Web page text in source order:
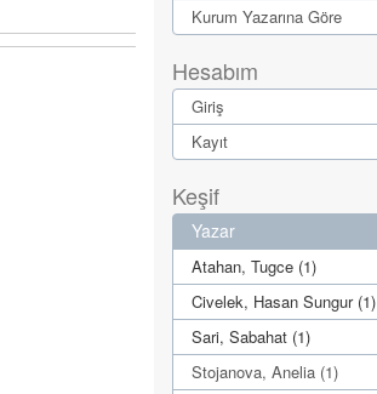
Kurum Yazarına Göre
Hesabım
Giriş
Kayıt
Keşif
Yazar
Atahan, Tugce (1)
Civelek, Hasan Sungur (1)
Sari, Sabahat (1)
Stojanova, Anelia (1)